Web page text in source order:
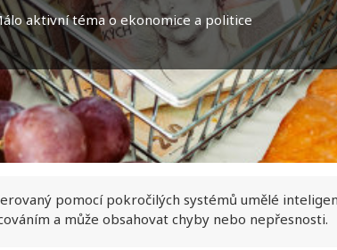
aktivní téma o ekonomice a politice
pomocí pokročilých systémů umělé
a může obsahovat chyby nebo nepřesnosti.